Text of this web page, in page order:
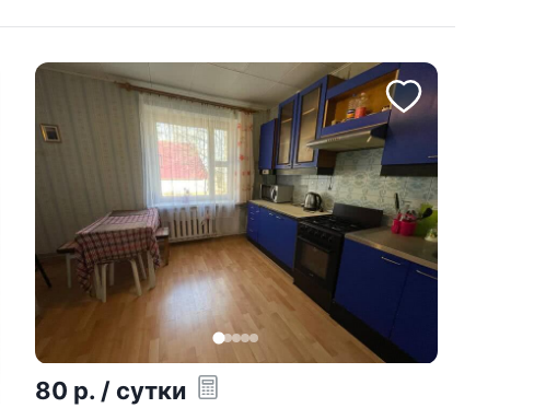
80 р. / сутки